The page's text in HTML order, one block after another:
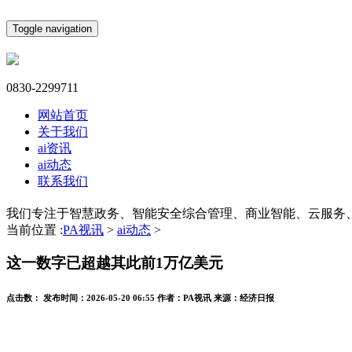
Toggle navigation
0830-2299711
网站首页
关于我们
ai资讯
ai动态
联系我们
我们专注于智慧政务、智能安全综合管理、商业智能、云服务
当前位置 :PA视讯 > ai动态 >
这一数字已超越其此前1万亿美元
点击数： 发布时间： 2026-05-20 06:55 作者： PA视讯 来源： 经济日报